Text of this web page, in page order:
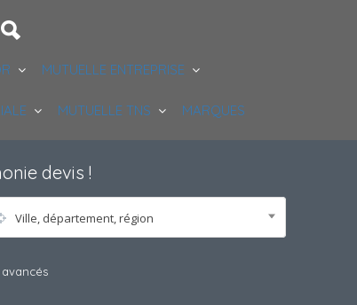
MUTUELLE ENTREPRISE
MUTUELLE TNS MARQUES
devis !
Ville, département, région
avancés